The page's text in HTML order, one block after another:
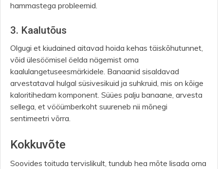
hammastega probleemid.
3. Kaalutõus
Olgugi et kiudained aitavad hoida kehas täiskõhutunnet,
võid ülesöömisel öelda nägemist oma
kaalulangetuseesmärkidele. Banaanid sisaldavad
arvestataval hulgal süsivesikuid ja suhkruid, mis on kõige
kaloritihedam komponent. Süües palju banaane, arvesta
sellega, et vööümberkoht suureneb nii mõnegi
sentimeetri võrra.
Kokkuvõte
Soovides toituda tervislikult, tundub hea mõte lisada oma